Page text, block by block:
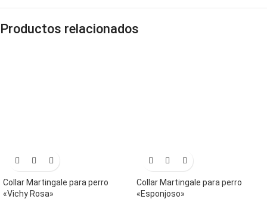
Productos relacionados
Collar Martingale para perro
«Vichy Rosa»
Collar Martingale para perro
«Esponjoso»